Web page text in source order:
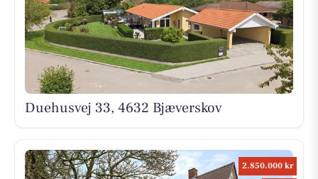
Duehusvej 33, 4632 Bjæverskov
2.850.000 kr